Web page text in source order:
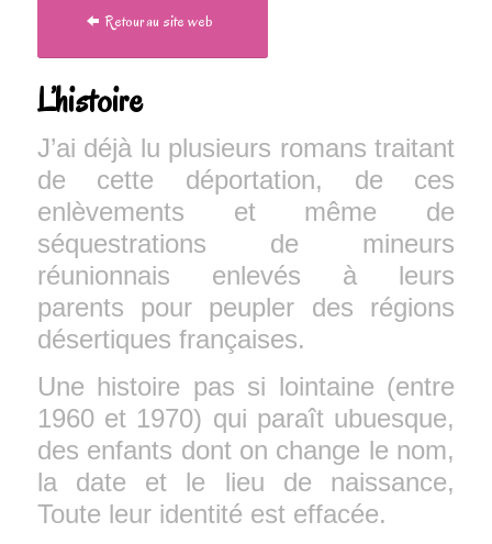
Retour au site web
L’histoire
J’ai déjà lu plusieurs romans traitant
de cette déportation, de ces
enlèvements et même de
séquestrations de mineurs
réunionnais enlevés à leurs
parents pour peupler des régions
désertiques françaises.
Une histoire pas si lointaine (entre
1960 et 1970) qui paraît ubuesque,
des enfants dont on change le nom,
la date et le lieu de naissance,
Toute leur identité est effacée.